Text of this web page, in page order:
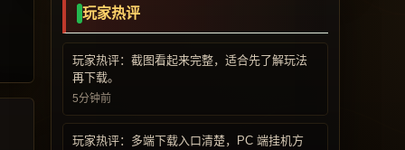
玩家热评
玩家热评：截图看起来完整，适合先了解玩法
再下载。
5分钟前
玩家热评：多端下载入口清楚，PC 端挂机方